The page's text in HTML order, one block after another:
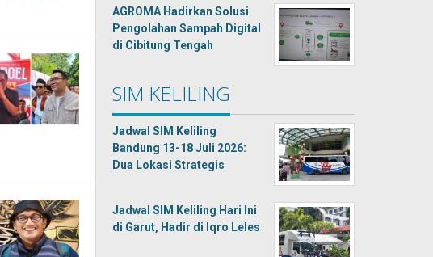
AGROMA Hadirkan Solusi
Pengolahan Sampah Digital
di Cibitung Tengah
SIM KELILING
Jadwal SIM Keliling
Bandung 13-18 Juli 2026:
Dua Lokasi Strategis
Jadwal SIM Keliling Hari Ini
di Garut, Hadir di Iqro Leles